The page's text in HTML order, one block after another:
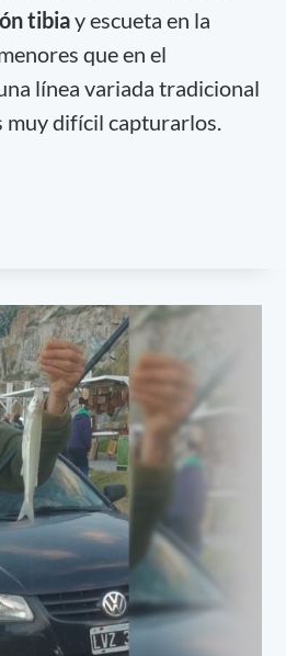
tibiay escueta en la
que en el
línea variada tradicional
muy difícil capturarlos.